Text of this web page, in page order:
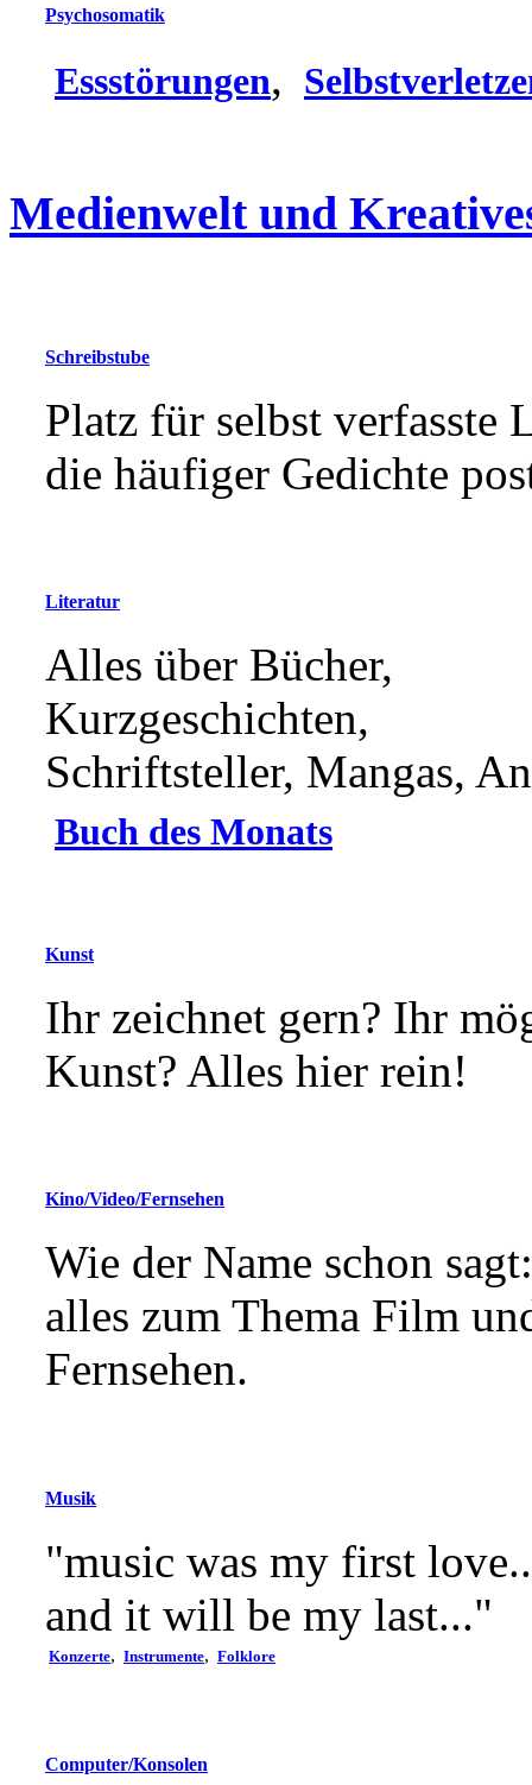
Psychosomatik
Essstörungen,
Medienwelt und
Schreibstube
Platz für selbst verfasste
die häufiger Gedichte
Literatur
Alles über Bücher,
Kurzgeschichten,
Schriftsteller, Mangas,
Buch des Monats
Kunst
Ihr zeichnet gern? Ihr
Kunst? Alles hier rein!
Kino/Video/Fernsehen
Wie der Name schon sagt:
alles zum Thema Film
Fernsehen.
Musik
"music was my first
and it will be my last..."
Konzerte, Instrumente, Folklore
Computer/Konsolen